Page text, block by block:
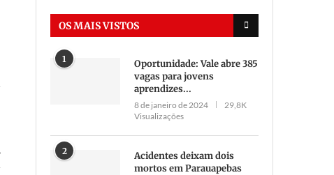
OS MAIS VISTOS
1
Oportunidade: Vale abre 385
vagas para jovens
aprendizes...
8 de janeiro de 2024
29,8K
Visualizações
2
Acidentes deixam dois
mortos em Parauapebas